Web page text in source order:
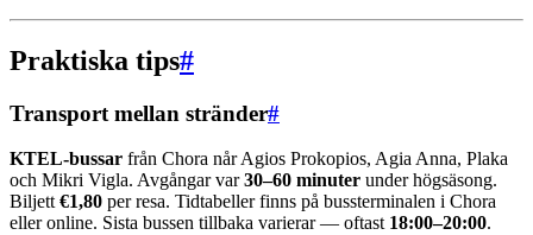
Praktiska tips#
Transport mellan stränder#
KTEL-bussar från Chora når Agios Prokopios, Agia Anna, Plaka
och Mikri Vigla. Avgångar var30–60 minuter under högsäsong.
Biljett €1,80 per resa. Tidtabeller finns på bussterminalen i Chora
eller online. Sista bussen tillbaka varierar — oftast 18:00–20:00.